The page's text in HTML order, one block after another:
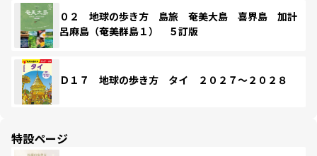
０２ 地球の歩き方 島旅 奄美大島 喜界島 加計
呂麻島（奄美群島１） ５訂版
Ｄ１７ 地球の歩き方 タイ ２０２７～２０２８
特設ページ